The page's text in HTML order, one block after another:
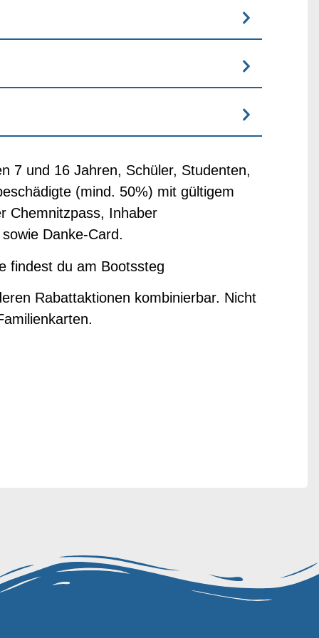
7 und 16 Jahren, Schüler, Studenten,
(mind. 50%) mit gültigem
Chemnitzpass, Inhaber
Danke-Card.
findest du am Bootssteg
Rabattaktionen kombinierbar. Nicht